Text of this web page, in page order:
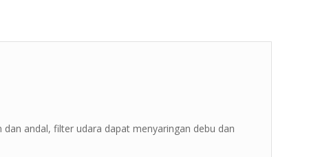
andal, filter udara dapat menyaringan debu dan